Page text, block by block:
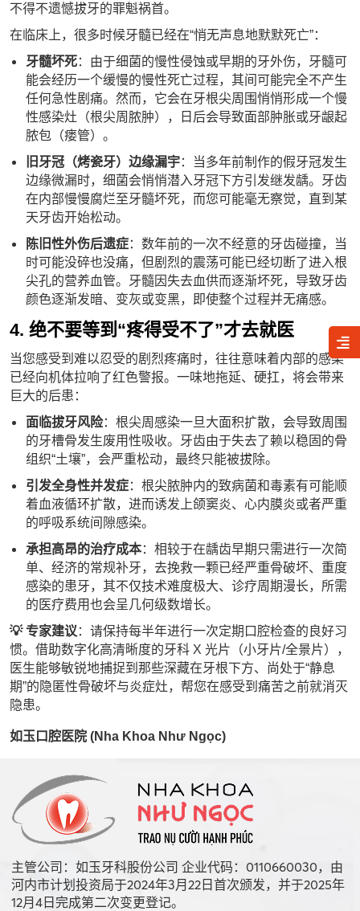
不得不遗憾拔牙的罪魁祸首。
在临床上，很多时候牙髓已经在“悄无声息地默默死亡”：
牙髓坏死：由于细菌的慢性侵蚀或早期的牙外伤，牙髓可
能会经历一个缓慢的慢性死亡过程，其间可能完全不产生
任何急性剧痛。然而，它会在牙根尖周围悄悄形成一个慢
性感染灶（根尖周脓肿），日后会导致面部肿胀或牙龈起
脓包（瘘管）。
旧牙冠（烤瓷牙）边缘漏宇：当多年前制作的假牙冠发生
边缘微漏时，细菌会悄悄潜入牙冠下方引发继发龋。牙齿
在内部慢慢腐烂至牙髓坏死，而您可能毫无察觉，直到某
天牙齿开始松动。
陈旧性外伤后遗症：数年前的一次不经意的牙齿碰撞，当
时可能没碎也没痛，但剧烈的震荡可能已经切断了进入根
尖孔的营养血管。牙髓因失去血供而逐渐坏死，导致牙齿
颜色逐渐发暗、变灰或变黑，即使整个过程并无痛感。
4. 绝不要等到“疼得受不了”才去就医
当您感受到难以忍受的剧烈疼痛时，往往意味着内部的感染
已经向机体拉响了红色警报。一味地拖延、硬扛，将会带来
巨大的后患：
面临拔牙风险：根尖周感染一旦大面积扩散，会导致周围
的牙槽骨发生废用性吸收。牙齿由于失去了赖以稳固的骨
组织“土壤”，会严重松动，最终只能被拔除。
引发全身性并发症：根尖脓肿内的致病菌和毒素有可能顺
着血液循环扩散，进而诱发上颌窦炎、心内膜炎或者严重
的呼吸系统间隙感染。
承担高昂的治疗成本：相较于在龋齿早期只需进行一次简
单、经济的常规补牙，去挽救一颗已经严重骨破坏、重度
感染的患牙，其不仅技术难度极大、诊疗周期漫长，所需
的医疗费用也会呈几何级数增长。
💡 专家建议 ：请保持每半年进行一次定期口腔检查的良好习
惯。借助数字化高清晰度的牙科 X 光片（小牙片/全景片），
医生能够敏锐地捕捉到那些深藏在牙根下方、尚处于“静息
期”的隐匿性骨破坏与炎症灶，帮您在感受到痛苦之前就消灭
隐患。
如玉口腔医院 (Nha Khoa Như Ngọc)
主管公司：如玉牙科股份公司 企业代码：0110660030，由
河内市计划投资局于2024年3月22日首次颁发，并于2025年
12月4日完成第二次变更登记。